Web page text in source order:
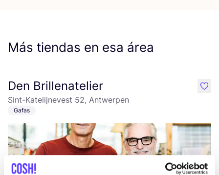
Más tiendas en esa área
Den Brillenatelier
Sint-Katelijnevest 52, Antwerpen
Gafas
like